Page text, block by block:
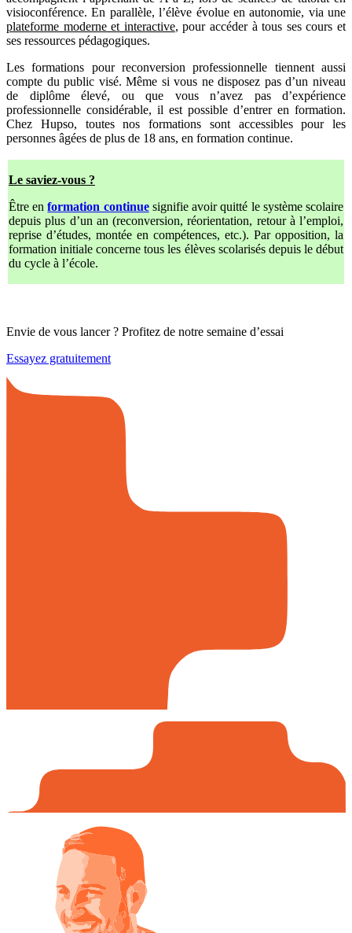
visioconférence. En parallèle, l’élève évolue en autonomie, via une
plateforme moderne et interactive, pour accéder à tous ses cours et
ses ressources pédagogiques.
Les formations pour reconversion professionnelle tiennent aussi
compte du public visé. Même si vous ne disposez pas d’un niveau
de diplôme élevé, ou que vous n’avez pas d’expérience
professionnelle considérable, il est possible d’entrer en formation.
Chez Hupso, toutes nos formations sont accessibles pour les
personnes âgées de plus de 18 ans, en formation continue.
Le saviez-vous ?
Être enformation continuesignifie avoir quitté le système scolaire
depuis plus d’un an (reconversion, réorientation, retour à l’emploi,
reprise d’études, montée en compétences, etc.). Par opposition, la
formation initiale concerne tous les élèves scolarisés depuis le début
du cycle à l’école.
Envie de vous lancer ? Profitez de notre semaine d’essai
Essayez gratuitement